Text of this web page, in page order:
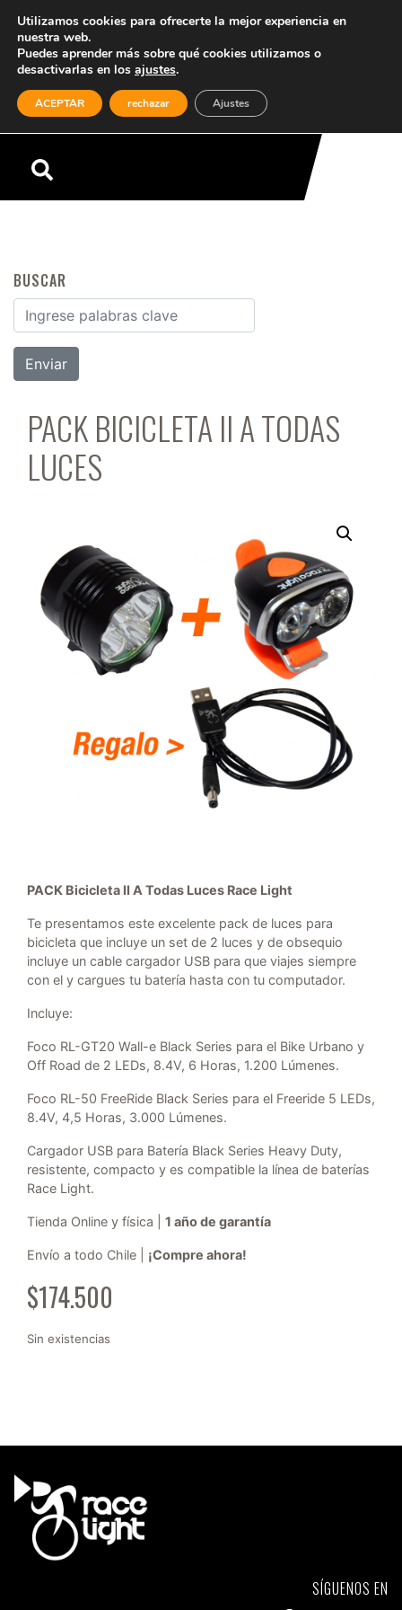
Menú
BUSCAR
Buscar por:
PACK BICICLETA II A TODAS
LUCES
PACK Bicicleta II A Todas Luces Race Light
Te presentamos este excelente pack de luces para
bicicleta que incluye un set de 2 luces y de obsequio
incluye un cable cargador USB para que viajes siempre
con el y cargues tu batería hasta con tu computador.
Incluye:
Foco RL-GT20 Wall-e Black Series para el Bike Urbano y
Off Road de 2 LEDs, 8.4V, 6 Horas, 1.200 Lúmenes.
Foco RL-50 FreeRide Black Series para el Freeride 5 LEDs,
8.4V, 4,5 Horas, 3.000 Lúmenes.
Cargador USB para Batería Black Series Heavy Duty,
resistente, compacto y es compatible la línea de baterías
Race Light.
Tienda Online y física | 1 año de garantía
Envío a todo Chile | ¡Compre ahora!
$174.500
Sin existencias
SÍGUENOS EN
Utilizamos cookies para ofrecerte la mejor experiencia en
nuestra web.
Puedes aprender más sobre qué cookies utilizamos o
desactivarlas en los ajustes.
ACEPTAR rechazar Ajustes